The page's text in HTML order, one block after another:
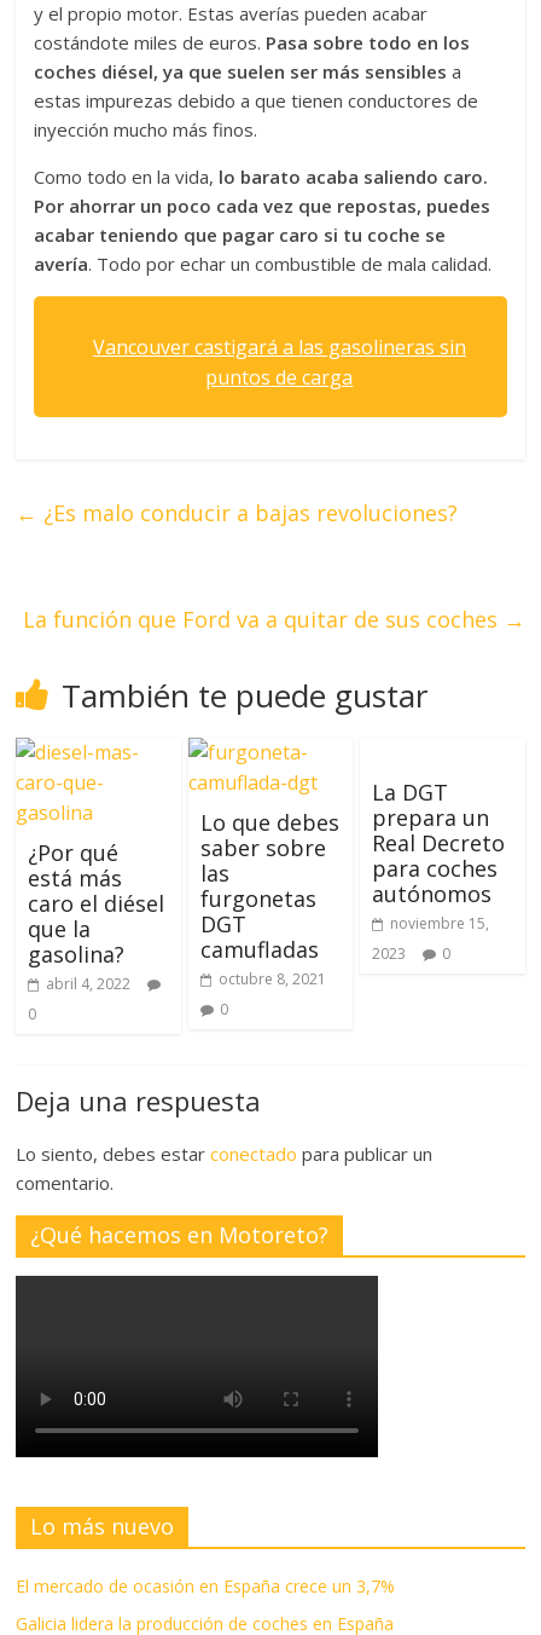
y el propio motor. Estas averías pueden acabar
costándote miles de euros. Pasa sobre todo en los
coches diésel, ya que suelen ser más sensibles a
estas impurezas debido a que tienen conductores de
inyección mucho más finos.
Como todo en la vida, lo barato acaba saliendo caro.
Por ahorrar un poco cada vez que repostas, puedes
acabar teniendo que pagar caro si tu coche se
avería. Todo por echar un combustible de mala calidad.
Vancouver castigará a las gasolineras sin
puntos de carga
← ¿Es malo conducir a bajas revoluciones?
La función que Ford va a quitar de sus coches →
También te puede gustar
¿Por qué
está más
caro el diésel
que la
gasolina?
abril 4, 2022
0
Lo que debes
saber sobre
las
furgonetas
DGT
camufladas
octubre 8, 2021
0
La DGT
prepara un
Real Decreto
para coches
autónomos
noviembre 15,
2023
0
Deja una respuesta
Lo siento, debes estarconectado para publicar un
comentario.
¿Qué hacemos en Motoreto?
Lo más nuevo
El mercado de ocasión en España crece un 3,7%
Galicia lidera la producción de coches en España